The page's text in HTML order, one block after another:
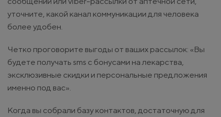
уточните, какой канал коммуникации для человека
более удобен.
Четко проговорите выгоды от ваших рассылок: «Вы
будете получать sms с бонусами на лекарства,
эксклюзивные скидки и персональные предложения
именно под вас».
Когда вы собрали базу контактов, достаточную для